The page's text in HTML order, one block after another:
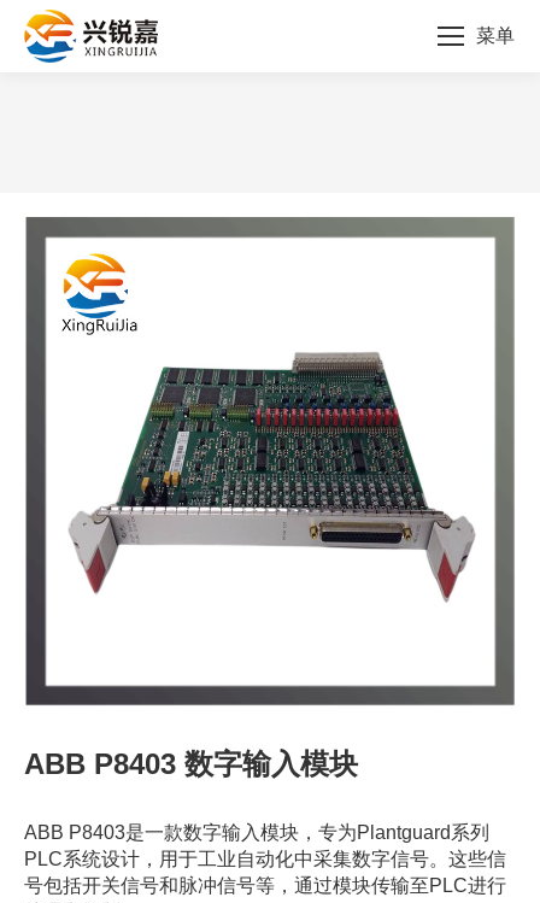
菜单
ABB P8403 数字输入模块
ABB P8403是一款数字输入模块，专为Plantguard系列
PLC系统设计，用于工业自动化中采集数字信号。这些信
号包括开关信号和脉冲信号等，通过模块传输至PLC进行